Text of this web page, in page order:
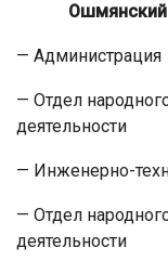
Ошмянский
— Администрация
— Отдел
деятельности
— Инженерно-
— Отдел
деятельности